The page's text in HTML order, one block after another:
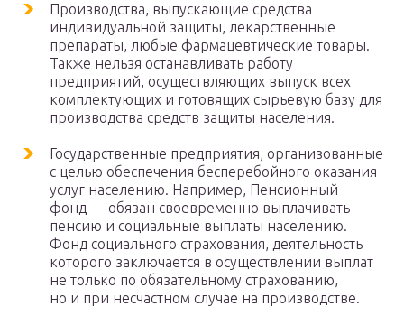
Производства, выпускающие средства
индивидуальной защиты, лекарственные
препараты, любые фармацевтические товары.
Также нельзя останавливать работу
предприятий, осуществляющих выпуск всех
комплектующих и готовящих сырьевую базу для
производства средств защиты населения.
Государственные предприятия, организованные
с целью обеспечения бесперебойного оказания
услуг населению. Например, Пенсионный
фонд — обязан своевременно выплачивать
пенсию и социальные выплаты населению.
Фонд социального страхования, деятельность
которого заключается в осуществлении выплат
не только по обязательному страхованию,
но и при несчастном случае на производстве.